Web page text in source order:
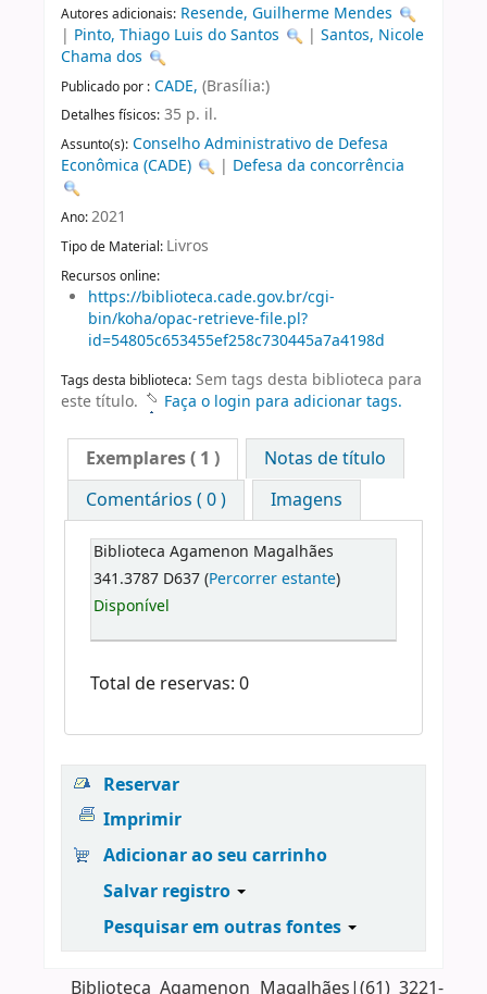
Autores adicionais: Resende, Guilherme Mendes
| Pinto, Thiago Luis do Santos |Santos, Nicole
Chama dos
Publicado por : CADE, (Brasília:)
Detalhes físicos: 35 p. il.
Assunto(s): Conselho Administrativo de Defesa
Econômica (CADE)
| Defesa da concorrência
Ano:2021
Tipo de Material: Livros
Recursos online:
https://biblioteca.cade.gov.br/cgi-
bin/koha/opac-retrieve-file.pl?
id=54805c653455ef258c730445a7a4198d
Tags desta biblioteca: Sem tags desta biblioteca para
este título.
Faça o login para adicionar tags.
Exemplares( 1 )
Notas de título
Comentários ( 0 )
Imagens
Biblioteca Agamenon Magalhães
341.3787 D637 (Percorrer estante)
Disponível
Total de reservas: 0
Reservar
Imprimir
Adicionar ao seu carrinho
Salvar registro
Pesquisar em outras fontes
Biblioteca Agamenon Magalhães|(61) 3221-